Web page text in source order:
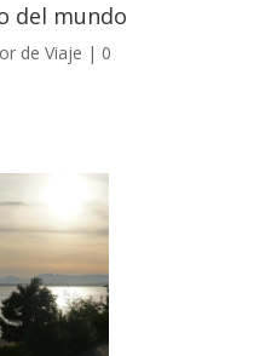
del mundo
de Viaje | 0